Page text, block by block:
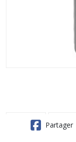
Partager